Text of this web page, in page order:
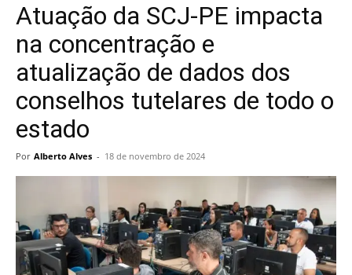
Alberto
Alves
Atuação da SCJ-PE impacta
na concentração e
atualização de dados dos
conselhos tutelares de todo o
estado
Por Alberto Alves - 18 de novembro de 2024